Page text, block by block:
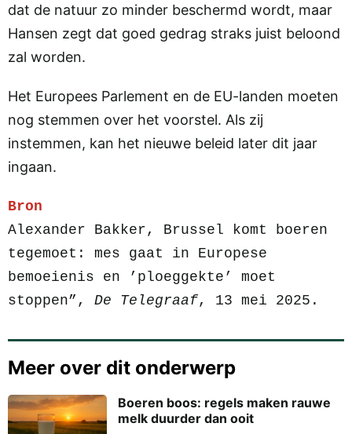
dat de natuur zo minder beschermd wordt, maar
Hansen zegt dat goed gedrag straks juist beloond
zal worden.
Het Europees Parlement en de EU-landen moeten
nog stemmen over het voorstel. Als zij
instemmen, kan het nieuwe beleid later dit jaar
ingaan.
Bron
Alexander Bakker, Brussel komt boeren
tegemoet: mes gaat in Europese
bemoeienis en ’ploeggekte’ moet
stoppen”, De Telegraaf, 13 mei 2025.
Meer over dit onderwerp
Boeren boos: regels maken rauwe
melk duurder dan ooit